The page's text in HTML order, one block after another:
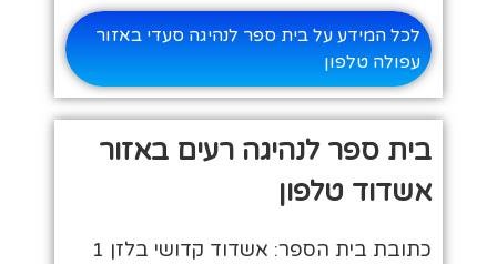
לכל המידע על בית ספר לנהיגה סעדי באזור
עפולה טלפון
בית ספר לנהיגה רעים באזור
אשדוד טלפון
כתובת בית הספר: אשדוד קדושי בלזן 1